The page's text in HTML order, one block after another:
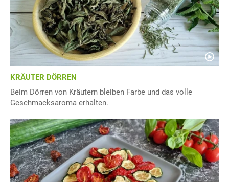
KRÄUTER DÖRREN
Beim Dörren von Kräutern bleiben Farbe und das volle
Geschmacksaroma erhalten.